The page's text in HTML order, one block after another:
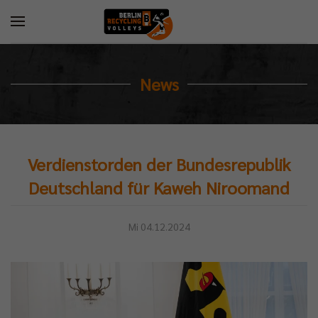
News
Verdienstorden der Bundesrepublik
Deutschland für Kaweh Niroomand
Mi 04.12.2024